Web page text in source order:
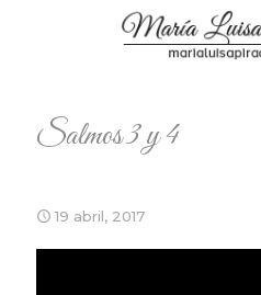
Salmos 3 y 4
19 abril, 2017